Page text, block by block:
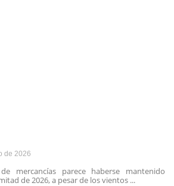
de 2026
mercancías parece haberse mantenido
de 2026, a pesar de los vientos ...